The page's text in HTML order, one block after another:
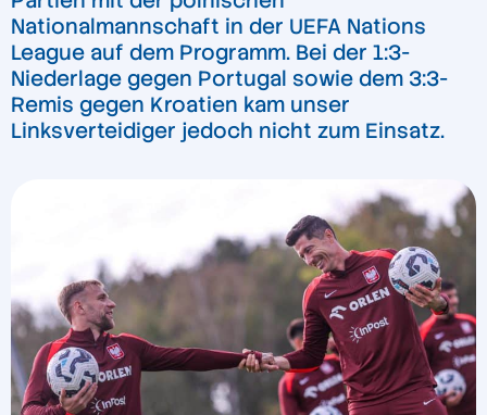
Nationalmannschaft in der UEFA Nations
League auf dem Programm. Bei der 1:3-
Niederlage gegen Portugal sowie dem 3:3-
Remis gegen Kroatien kam unser
Linksverteidiger jedoch nicht zum Einsatz.